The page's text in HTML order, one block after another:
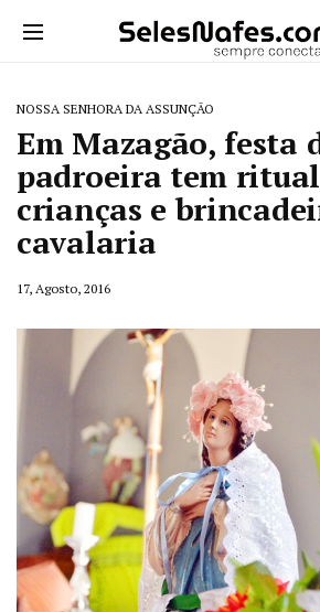
NOSSA SENHORA DA ASSUNÇÃO
Em Mazagão, festa
padroeira tem
crianças e
cavalaria
17, Agosto, 2016